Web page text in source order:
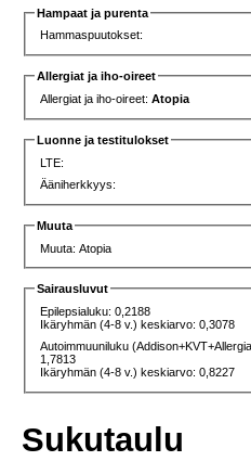
Hampaat ja purenta
Hammaspuutokset:
Allergiat ja iho-oireet
Allergiat ja iho-oireet:Atopia
Luonne ja testitulokset
LTE:
Ääniherkkyys:
Muuta
Muuta: Atopia
Sairausluvut
Epilepsialuku: 0,2188
Ikäryhmän (4-8 v.) keskiarvo: 0,3078
Autoimmuuniluku
1,7813
Ikäryhmän (4-8 v.) keskiarvo: 0,8227
Sukutaulu